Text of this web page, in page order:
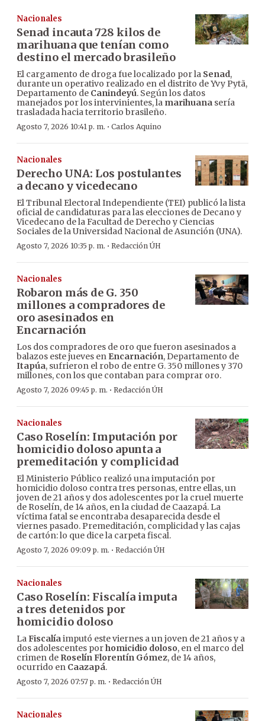
Nacionales
Senad incauta 728 kilos de
marihuana que tenían como
destino el mercado brasileño
El cargamento de droga fue localizado por la Senad,
durante un operativo realizado en el distrito de Yvy Pytã,
Departamento de Canindeyú. Según los datos
manejados por los intervinientes, la marihuana sería
trasladada hacia territorio brasileño.
Agosto 7, 2026 10:41 p. m. · Carlos Aquino
Nacionales
Derecho UNA: Los postulantes
a decano y vicedecano
El Tribunal Electoral Independiente (TEI) publicó la lista
oficial de candidaturas para las elecciones de Decano y
Vicedecano de la Facultad de Derecho y Ciencias
Sociales de la Universidad Nacional de Asunción (UNA).
Agosto 7, 2026 10:35 p. m. · Redacción ÚH
Nacionales
Robaron más de G. 350
millones a compradores de
oro asesinados en
Encarnación
Los dos compradores de oro que fueron asesinados a
balazos este jueves en Encarnación, Departamento de
Itapúa, sufrieron el robo de entre G. 350 millones y 370
millones, con los que contaban para comprar oro.
Agosto 7, 2026 09:45 p. m. · Redacción ÚH
Nacionales
Caso Roselín: Imputación por
homicidio doloso apunta a
premeditación y complicidad
El Ministerio Público realizó una imputación por
homicidio doloso contra tres personas, entre ellas, un
joven de 21 años y dos adolescentes por la cruel muerte
de Roselín, de 14 años, en la ciudad de Caazapá. La
víctima fatal se encontraba desaparecida desde el
viernes pasado. Premeditación, complicidad y las cajas
de cartón: lo que dice la carpeta fiscal.
Agosto 7, 2026 09:09 p. m. · Redacción ÚH
Nacionales
Caso Roselín: Fiscalía imputa
a tres detenidos por
homicidio doloso
LaFiscalíaimputó este viernes a un joven de 21 años y a
dos adolescentes porhomicidio doloso, en el marco del
crimen de Roselín Florentín Gómez, de 14 años,
ocurrido en Caazapá.
Agosto 7, 2026 07:57 p. m. · Redacción ÚH
Nacionales